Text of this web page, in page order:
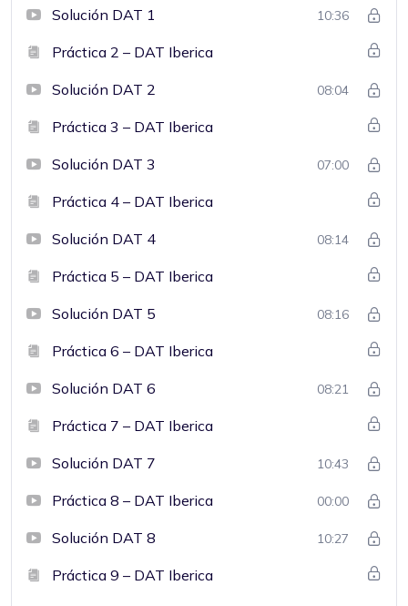
Solución DAT 1 10:36
Práctica 2 – DAT Iberica
Solución DAT 2 08:04
Práctica 3 – DAT Iberica
Solución DAT 3 07:00
Práctica 4 – DAT Iberica
Solución DAT 4 08:14
Práctica 5 – DAT Iberica
Solución DAT 5 08:16
Práctica 6 – DAT Iberica
Solución DAT 6 08:21
Práctica 7 – DAT Iberica
Solución DAT 7 10:43
Práctica 8 – DAT Iberica 00:00
Solución DAT 8 10:27
Práctica 9 – DAT Iberica